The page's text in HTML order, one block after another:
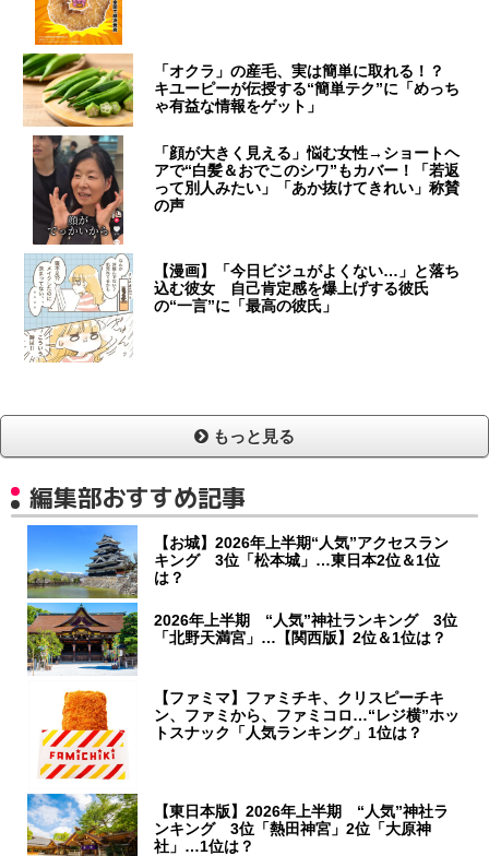
「オクラ」の産毛、実は簡単に取れる！？
キユーピーが伝授する“簡単テク”に「めっち
ゃ有益な情報をゲット」
「顔が大きく見える」悩む女性→ショートヘ
アで“白髪＆おでこのシワ”もカバー！「若返
って別人みたい」「あか抜けてきれい」称賛
の声
【漫画】「今日ビジュがよくない…」と落ち
込む彼女 自己肯定感を爆上げする彼氏
の“一言”に「最高の彼氏」
もっと見る
編集部おすすめ記事
【お城】2026年上半期“人気”アクセスラン
キング 3位「松本城」…東日本2位＆1位
は？
2026年上半期 “人気”神社ランキング 3位
「北野天満宮」…【関西版】2位＆1位は？
【ファミマ】ファミチキ、クリスピーチキ
ン、ファミから、ファミコロ…“レジ横”ホッ
トスナック「人気ランキング」1位は？
【東日本版】2026年上半期 “人気”神社ラ
ンキング 3位「熱田神宮」2位「大原神
社」…1位は？